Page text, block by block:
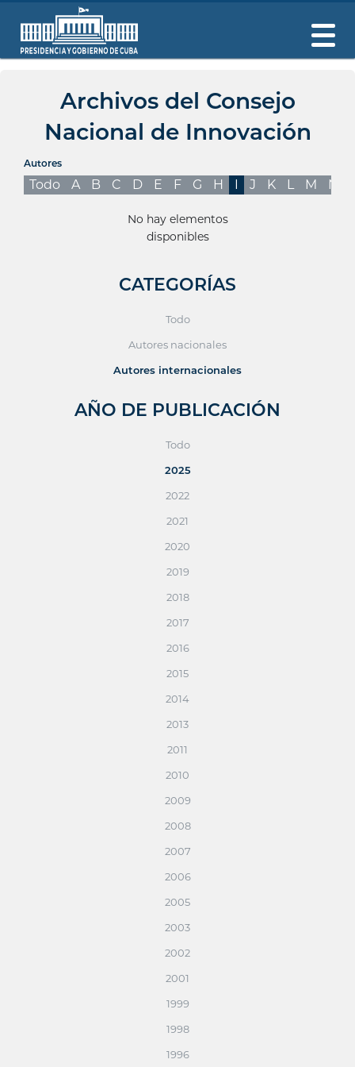
Archivos del Consejo
Nacional de Innovación
Autores
Todo A B C D E F G H I J K L M N
No hay elementos
disponibles
CATEGORÍAS
Todo
Autores nacionales
Autores internacionales
AÑO DE PUBLICACIÓN
Todo
2025
2022
2021
2020
2019
2018
2017
2016
2015
2014
2013
2011
2010
2009
2008
2007
2006
2005
2003
2002
2001
1999
1998
1996